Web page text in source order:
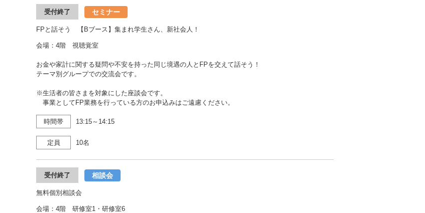
受付終了 セミナー
FPと話そう 【Bブース】集まれ学生さん、新社会人！
会場：4階 視聴覚室
お金や家計に関する疑問や不安を持った同じ境遇の人とFPを交えて話そう！
テーマ別グループでの交流会です。
※生活者の皆さまを対象にした座談会です。
事業としてFP業務を行っている方のお申込みはご遠慮ください。
時間帯 13:15～14:15
定員 10名
受付終了 相談会
無料個別相談会
会場：4階 研修室1・研修室6